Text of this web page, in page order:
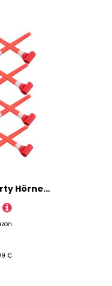
HOOTNEE 50 Stück Party Hörner Party Gebläse Krachmacher Funny Whistles Gebläse Noisemaker Blowout Geburtstagsfeier Pfeifen Für Neujahr Geburtstag Halloween Weihnachten
€